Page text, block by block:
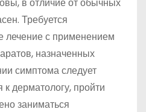
Требуется
лечение с применением
назначенных
симптома следует
дерматологу, пройти
заниматься